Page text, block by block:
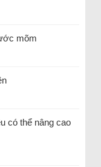
mõm
có thể nâng cao